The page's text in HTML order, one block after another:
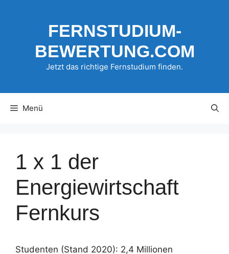
FERNSTUDIUM-
BEWERTUNG.COM
Jetzt das richtige Fernstudium finden.
Menü
1 x 1 der
Energiewirtschaft
Fernkurs
Studenten (Stand 2020): 2,4 Millionen